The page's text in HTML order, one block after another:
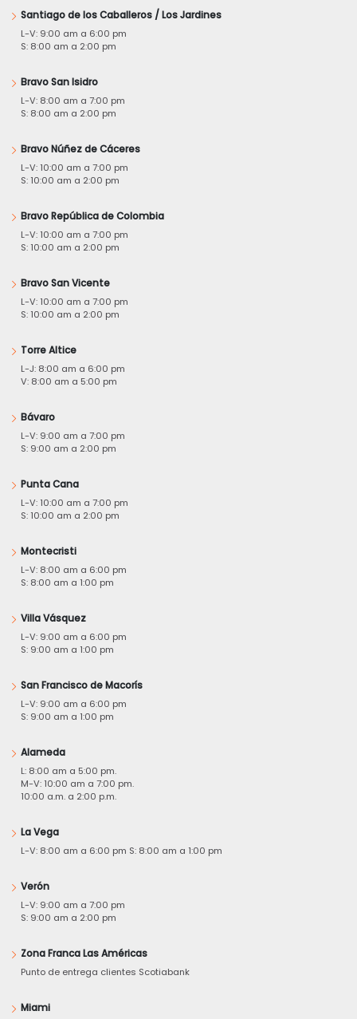
Santiago de los Caballeros / Los Jardines
L-V: 9:00 am a 6:00 pm
S: 8:00 am a 2:00 pm
Bravo San Isidro
L-V: 8:00 am a 7:00 pm
S: 8:00 am a 2:00 pm
Bravo Núñez de Cáceres
L-V: 10:00 am a 7:00 pm
S: 10:00 am a 2:00 pm
Bravo República de Colombia
L-V: 10:00 am a 7:00 pm
S: 10:00 am a 2:00 pm
Bravo San Vicente
L-V: 10:00 am a 7:00 pm
S: 10:00 am a 2:00 pm
Torre Altice
L-J: 8:00 am a 6:00 pm
V: 8:00 am a 5:00 pm
Bávaro
L-V: 9:00 am a 7:00 pm
S: 9:00 am a 2:00 pm
Punta Cana
L-V: 10:00 am a 7:00 pm
S: 10:00 am a 2:00 pm
Montecristi
L-V: 8:00 am a 6:00 pm
S: 8:00 am a 1:00 pm
Villa Vásquez
L-V: 9:00 am a 6:00 pm
S: 9:00 am a 1:00 pm
San Francisco de Macorís
L-V: 9:00 am a 6:00 pm
S: 9:00 am a 1:00 pm
Alameda
L: 8:00 am a 5:00 pm.
M-V: 10:00 am a 7:00 pm.
10:00 a.m. a 2:00 p.m.
La Vega
L-V: 8:00 am a 6:00 pm S: 8:00 am a 1:00 pm
Verón
L-V: 9:00 am a 7:00 pm
S: 9:00 am a 2:00 pm
Zona Franca Las Américas
Punto de entrega clientes Scotiabank
Miami